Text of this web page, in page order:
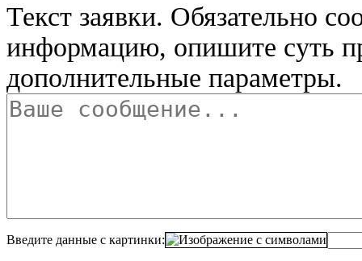
Текст заявки. Обязательно
информацию, опишите суть
дополнительные параметры.
Введите данные с картинки: